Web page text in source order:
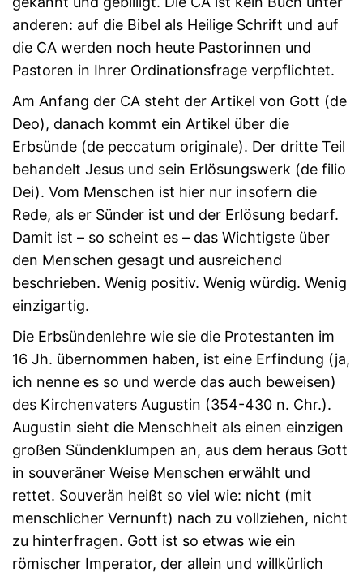
anderen: auf die Bibel als Heilige Schrift und auf
die CA werden noch heute Pastorinnen und
Pastoren in Ihrer Ordinationsfrage verpflichtet.
Am Anfang der CA steht der Artikel von Gott (de
Deo), danach kommt ein Artikel über die
Erbsünde (de peccatum originale). Der dritte Teil
behandelt Jesus und sein Erlösungswerk (de filio
Dei). Vom Menschen ist hier nur insofern die
Rede, als er Sünder ist und der Erlösung bedarf.
Damit ist – so scheint es – das Wichtigste über
den Menschen gesagt und ausreichend
beschrieben. Wenig positiv. Wenig würdig. Wenig
einzigartig.
Die Erbsündenlehre wie sie die Protestanten im
16 Jh. übernommen haben, ist eine Erfindung (ja,
ich nenne es so und werde das auch beweisen)
des Kirchenvaters Augustin (354-430 n. Chr.).
Augustin sieht die Menschheit als einen einzigen
großen Sündenklumpen an, aus dem heraus Gott
in souveräner Weise Menschen erwählt und
rettet. Souverän heißt so viel wie: nicht (mit
menschlicher Vernunft) nach zu vollziehen, nicht
zu hinterfragen. Gott ist so etwas wie ein
römischer Imperator, der allein und willkürlich